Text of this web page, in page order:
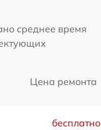
среднее время
Цена ремонта
бесплатно